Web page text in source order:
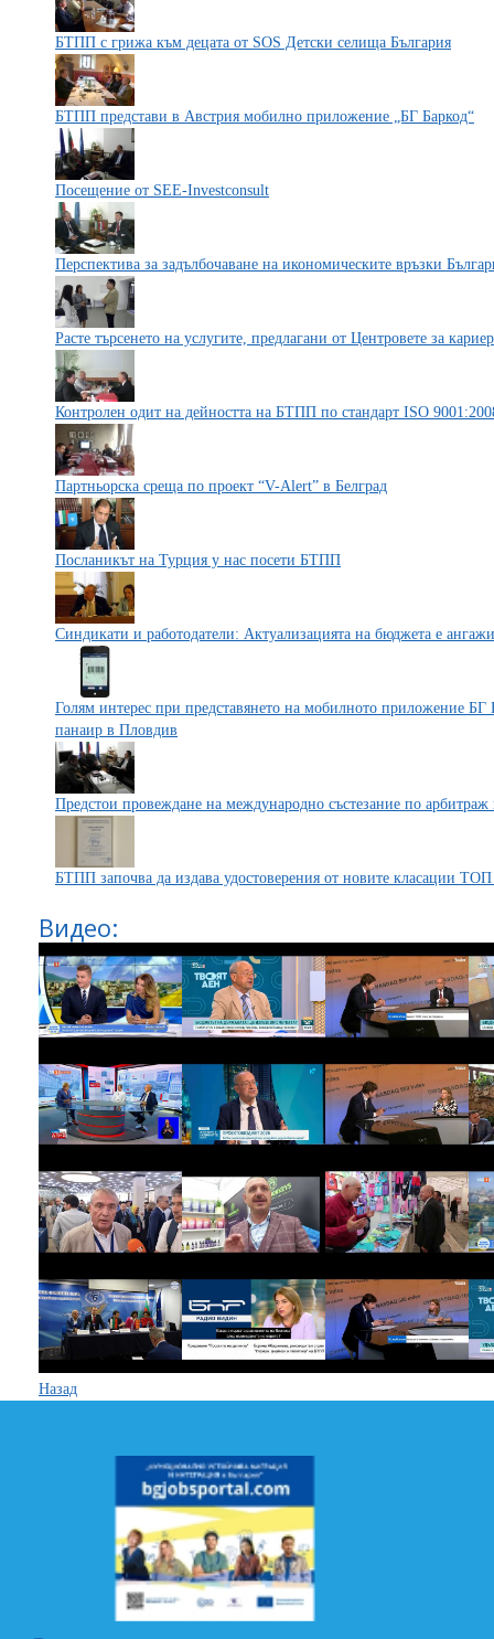
БТПП с грижа към децата от SOS Детски селища България
БТПП представи в Австрия мобилно приложение „БГ Баркод“
Посещение от SEE-Investconsult
Перспектива за задълбочаване на икономическите връзки
Расте търсенето на услугите, предлагани от Центровете за
Контролен одит на дейността на БТПП по стандарт ISO
Партньорска среща по проект “V-Alert” в Белград
Посланикът на Турция у нас посети БТПП
Синдикати и работодатели: Актуализацията на бюджета е
Голям интерес при представянето на мобилното приложение
панаир в Пловдив
Предстои провеждане на международно състезание по
БТПП започва да издава удостоверения от новите класации
Видео:
Назад